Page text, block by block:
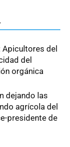
Apicultores del
del
orgánica
dejando las
agrícola del
presidente de